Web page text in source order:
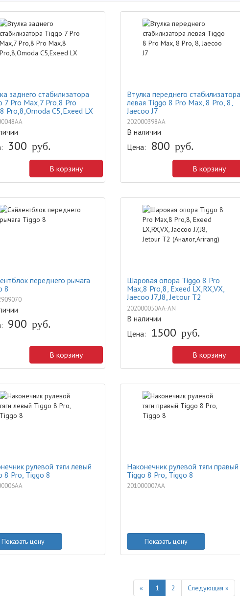
заднего стабилизатора
7 Pro Max,7 Pro,8 Pro
Pro,8,Omoda C5,Exeed LX
300 руб.
В корзину
Втулка переднего стабилизатора
левая Tiggo 8 Pro Max, 8 Pro, 8,
Jaecoo J7
202000398AA
В наличии
Цена:
800 руб.
В корзину
переднего рычага
8
900 руб.
В корзину
Шаровая опора Tiggo 8 Pro
Max,8 Pro,8, Exeed LX,RX,VX,
Jaecoo J7,J8, Jetour T2
(Аналог,Arirang)
202000050AA-AN
В наличии
Цена:
1500 руб.
В корзину
рулевой тяги левый
8 Pro, Tiggo 8
Показать цену
Наконечник рулевой тяги правый
Tiggo 8 Pro, Tiggo 8
201000007AA
Показать цену
« Previous
1 2 Следующая »